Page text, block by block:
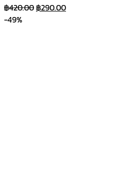
฿420.00 Original
฿290.00Current
-49%